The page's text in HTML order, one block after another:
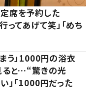
席を予約した
てあげて笑」「めち
う」1000円の浴衣
ると…“驚きの光
」「1000円だった